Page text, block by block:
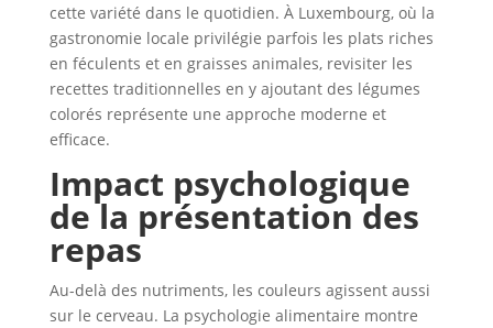
cette variété dans le quotidien. À Luxembourg, où la
gastronomie locale privilégie parfois les plats riches
en féculents et en graisses animales, revisiter les
recettes traditionnelles en y ajoutant des légumes
colorés représente une approche moderne et
efficace.
Impact psychologique
de la présentation des
repas
Au-delà des nutriments, les couleurs agissent aussi
sur le cerveau. La psychologie alimentaire montre